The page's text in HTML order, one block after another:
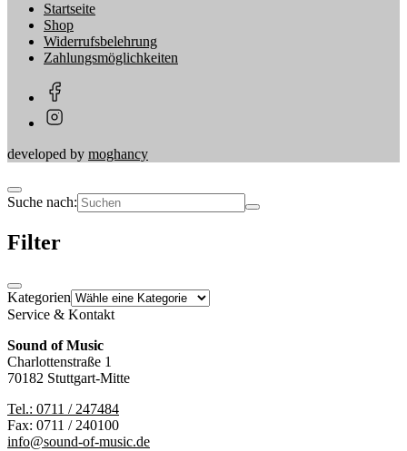
Startseite
Shop
Widerrufsbelehrung
Zahlungsmöglichkeiten
developed by moghancy
Suche nach:
Filter
Kategorien
Service & Kontakt
Sound of Music
Charlottenstraße 1
70182 Stuttgart-Mitte
Tel.: 0711 / 247484
Fax: 0711 / 240100
info@sound-of-music.de